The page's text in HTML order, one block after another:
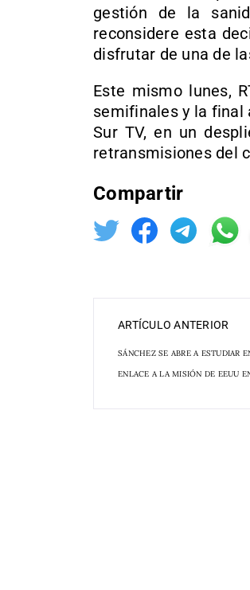
gestión de la
reconsidere esta
disfrutar de una de
Este mismo lunes,
semifinales y la final
Sur TV, en un
retransmisiones del
Compartir
ARTÍCULO ANTERIOR
SÁNCHEZ SE ABRE A ESTUDIAR
ENLACE A LA MISIÓN DE EEUU